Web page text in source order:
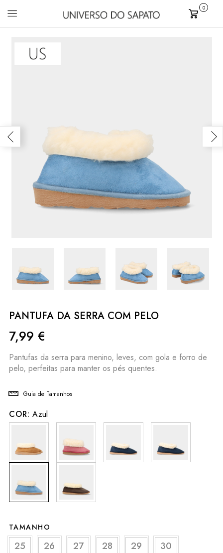
Carrinho
0
PANTUFA DA SERRA COM PELO
7,99 €
Pantufas da serra para menino, leves, com gola e forro de
pelo, perfeitas para manter os pés quentes.
Guia de Tamanhos
COR: Azul
TAMANHO
25 26 27 28 29
30